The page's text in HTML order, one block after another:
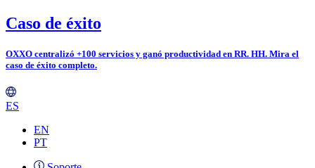
Ir
al
Caso de éxito
OXXO centralizó +100 servicios y ganó productividad en RR. HH. Mira el
caso de éxito completo.
ES
EN
PT